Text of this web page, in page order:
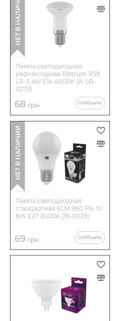
Лампа светодиодная
рефлекторная Eletrum R39
LR-5 4W E14 4000K (A-LR-
0273)
68 грн Сообщить
НЕТ В НАЛИЧИИ
Лампа светодиодная
стандартная ELM B60 PA-10
8W E27 3000K (18-0039)
69 грн Сообщить
НЕТ В НАЛИЧИИ